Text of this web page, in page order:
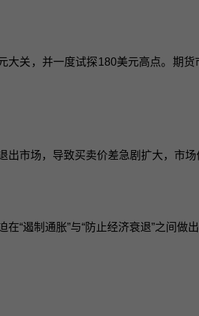
关，并一度试探180美元高点。期
市场，导致买卖价差急剧扩大，市场
“遏制通胀”与“防止经济衰退”之间做